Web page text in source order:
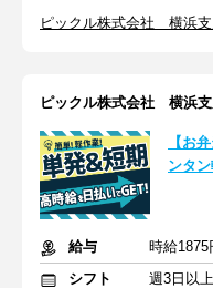
ピックル株式会社 横浜
ピックル株式会社 横浜
【お
ンタ
給与
時給1875
シフト